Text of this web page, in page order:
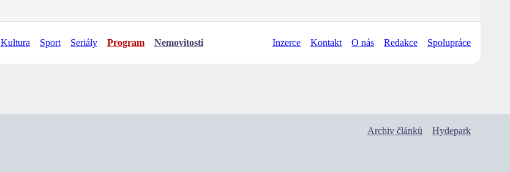
Kultura Sport Seriály Program Nemovitosti Inzerce Kontakt O nás Redakce Spolupráce
Archiv článků Hydepark